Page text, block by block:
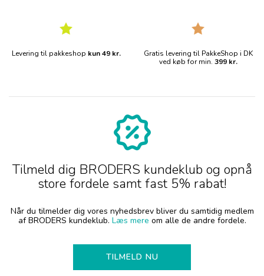
Levering til pakkeshop kun 49 kr.
Gratis levering til PakkeShop i DK
ved køb for min. 399 kr.
Tilmeld dig BRODERS kundeklub og opnå
store fordele samt fast 5% rabat!
Når du tilmelder dig vores nyhedsbrev bliver du samtidig medlem
af BRODERS kundeklub. Læs mere om alle de andre fordele.
TILMELD NU